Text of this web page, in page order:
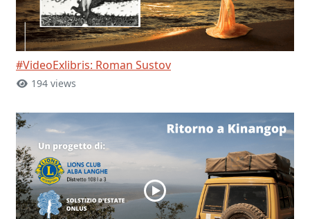
#VideoExlibris: Roman Sustov
194 views